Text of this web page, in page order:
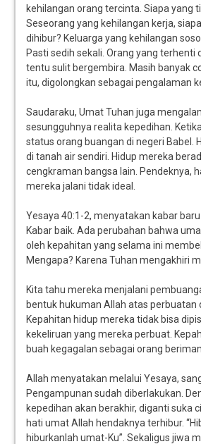
kehilangan orang tercinta. Siapa yang
Seseorang yang kehilangan kerja,
dihibur? Keluarga yang kehilangan
Pasti sedih sekali. Orang yang terhenti
tentu sulit bergembira. Masih banyak
itu, digolongkan sebagai pengalaman
Saudaraku, Umat Tuhan juga
sesungguhnya realita kepedihan.
status orang buangan di negeri Babel.
di tanah air sendiri. Hidup mereka
cengkraman bangsa lain. Pendeknya,
mereka jalani tidak ideal.
Yesaya 40:1-2, menyatakan kabar baru
Kabar baik. Ada perubahan bahwa
oleh kepahitan yang selama ini
Mengapa? Karena Tuhan mengakhiri
Kita tahu mereka menjalani
bentuk hukuman Allah atas perbuatan
Kepahitan hidup mereka tidak bisa
kekeliruan yang mereka perbuat.
buah kegagalan sebagai orang beriman.
Allah menyatakan melalui Yesaya,
Pengampunan sudah diberlakukan.
kepedihan akan berakhir, diganti suka
hati umat Allah hendaknya terhibur.
hiburkanlah umat-Ku”. Sekaligus jiwa